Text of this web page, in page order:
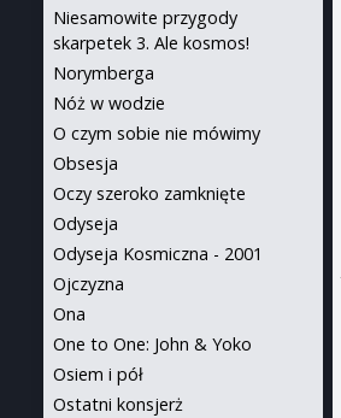
Niesamowite przygody
skarpetek 3. Ale kosmos!
Norymberga
Nóż w wodzie
O czym sobie nie mówimy
Obsesja
Oczy szeroko zamknięte
Odyseja
Odyseja Kosmiczna - 2001
Ojczyzna
Ona
One to One: John & Yoko
Osiem i pół
Ostatni konsjerż